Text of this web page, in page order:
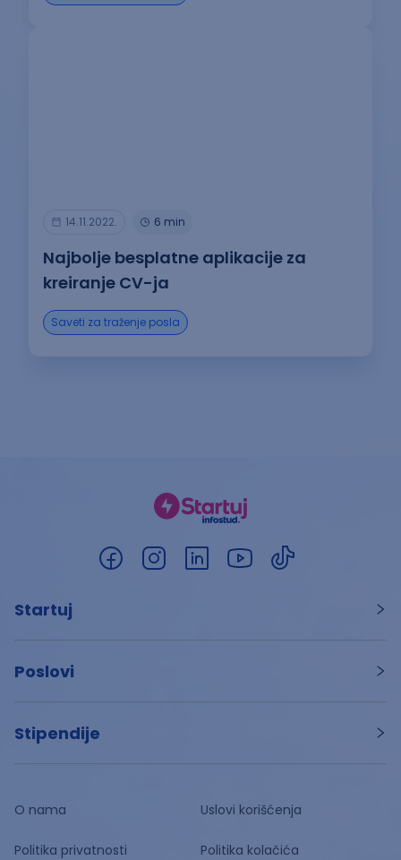
14.11.2022. 6 min
Najbolje besplatne aplikacije za
kreiranje CV-ja
Saveti za traženje posla
Startuj
Poslovi
Stipendije
O nama Uslovi korišćenja
Politika privatnosti Politika kolačića